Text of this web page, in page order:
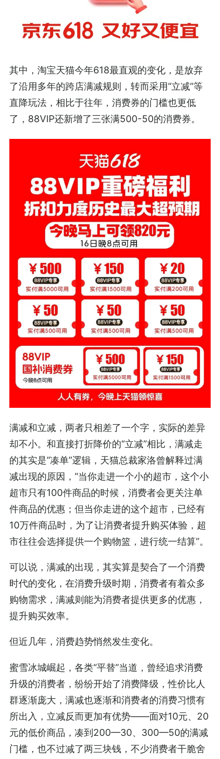
其中，淘宝天猫今年618最直观的变化，是放弃
了沿用多年的跨店满减规则，转而采用“立减”等
直降玩法，相比于往年，消费券的门槛也更低
了，88VIP还新增了三张满500-50的消费券。
满减和立减，两者只相差了一个字，实际的差异
却不小。和直接打折降价的“立减”相比，满减走
的其实是“凑单”逻辑，天猫总裁家洛曾解释过满
减出现的原因，“当你走进一个小的超市，这个小
超市只有100件商品的时候，消费者会更关注单
件商品的优惠；但当你走进的这个超市，已经有
10万件商品时，为了让消费者提升购买体验，超
市往往会选择提供一个购物篮，进行统一结算”。
可以说，满减的出现，其实算是契合了一个消费
时代的变化，在消费升级时期，消费者有着众多
购物需求，满减则能为消费者提供更多的优惠，
提升购买效率。
但近几年，消费趋势悄然发生变化。
蜜雪冰城崛起，各类“平替”当道，曾经追求消费
升级的消费者，纷纷开始了消费降级，性价比人
群逐渐庞大，满减也逐渐和消费者的消费习惯有
所出入，立减反而更加有优势——面对10元、20
元的低价商品，凑到200—30、300—50的满减
门槛，也不过减了两三块钱，不少消费者干脆舍